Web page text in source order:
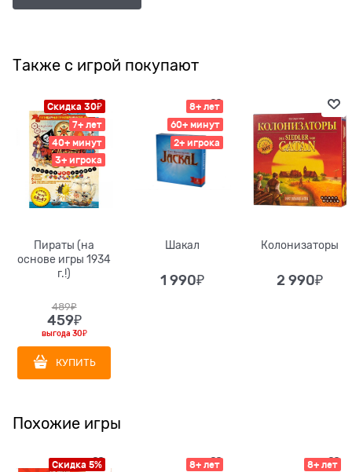
Также с игрой покупают
Скидка 30₽
7+ лет
40+ минут
3+ игрока
Пираты (на
основе игры 1934
г.!)
489₽
459₽
выгода 30₽
КУПИТЬ
8+ лет
60+ минут
2+ игрока
Шакал
1 990₽
Колонизаторы
2 990₽
Похожие игры
Скидка 5%
8+ лет
8+ лет